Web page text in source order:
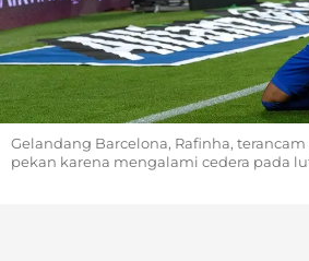
Gelandang Barcelona, Rafinha,
pekan karena mengalami cedera pada